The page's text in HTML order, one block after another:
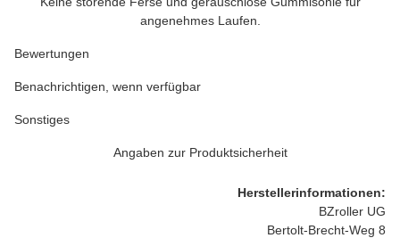
angenehmes Laufen.
Bewertungen
Benachrichtigen, wenn verfügbar
Sonstiges
Angaben zur Produktsicherheit
Herstellerinformationen:
BZroller UG
Bertolt-Brecht-Weg 8